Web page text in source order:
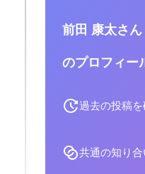
前田 康太さん
のプロフィー
過去の投稿を
共通の知り